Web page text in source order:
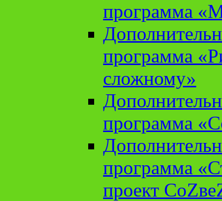
программа
программа
сложному»
программа
программа
проект